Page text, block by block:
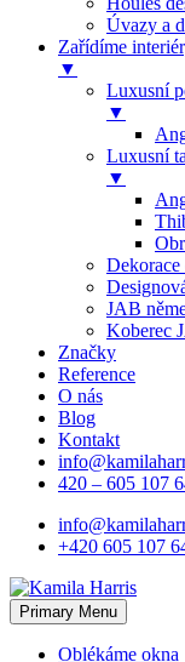
Úvazy a
Zařídíme
▼
Luxusní
▼
Luxusní
▼
JAB
Koberec
Značky
Reference
O nás
Blog
Kontakt
420 – 605 107
Skip
+420 605 107
Primary Menu
Oblékáme okna